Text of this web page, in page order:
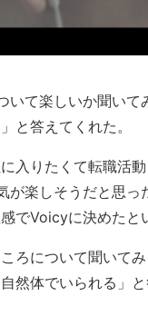
いて楽しいか聞いて
と答えてくれた。
入りたくて転職活
が楽しそうだと思っ
でVoicyに決めたと
ろについて聞いて
然体でいられる」と